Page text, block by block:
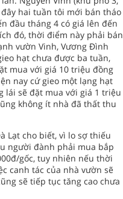
đây hai tuần tôi mới bán tháo
đầu tháng 4 có giá lên đến
đó, thời điểm này phải bán
vườn Vinh, Vương Đình
hạt chưa được ba tuần,
mua với giá 10 triệu đồng
nay cứ gieo một lạng hạt
lái sẽ đặt mua với giá 1 triệu
không ít nhà đã thất thu
Lạt cho biết, vì lo sợ thiếu
người đành phải mua bắp
gốc, tuy nhiên nếu thời
canh tác của nhà vườn sẽ
sẽ tiếp tục tăng cao chưa